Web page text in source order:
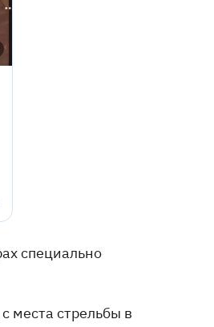
специально
места стрельбы в